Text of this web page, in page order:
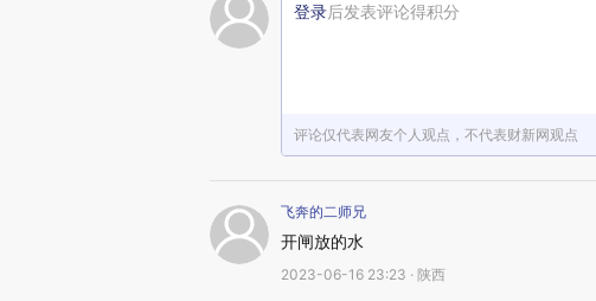
登录后发表评论得积分
评论仅代表网友个人观点，不代表财新网观点
飞奔的二师兄
开闸放的水
2023-06-16 23:23 · 陕西